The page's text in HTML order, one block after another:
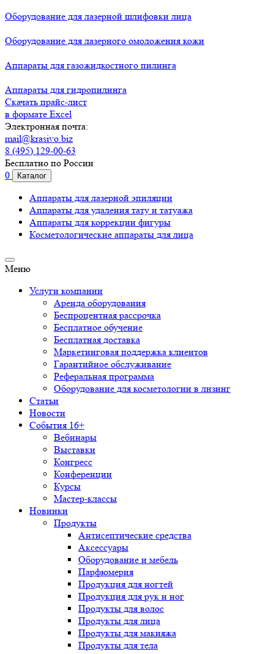
Оборудование для лазерной шлифовки лица
Оборудование для лазерного омоложения кожи
Аппараты для газожидкостного пилинга
Аппараты для гидропилинга
Скачать прайс-лист
в формате Excel
Электронная почта:
mail@krasivo.biz
8 (495) 129-00-63
Бесплатно по России
0
Каталог
Аппараты для лазерной эпиляции
Аппараты для удаления тату и татуажа
Аппараты для коррекции фигуры
Косметологические аппараты для лица
Меню
Услуги компании
Аренда оборудования
Беспроцентная рассрочка
Бесплатное обучение
Бесплатная доставка
Маркетинговая поддержка клиентов
Гарантийное обслуживание
Реферальная программа
Оборудование для косметологии в лизинг
Статьи
Новости
События 16+
Вебинары
Выставки
Конгресс
Конференции
Курсы
Мастер-классы
Новинки
Продукты
Антисептические средства
Аксессуары
Оборудование и мебель
Парфюмерия
Продукция для ногтей
Продукция для рук и ног
Продукты для волос
Продукты для лица
Продукты для макияжа
Продукты для тела